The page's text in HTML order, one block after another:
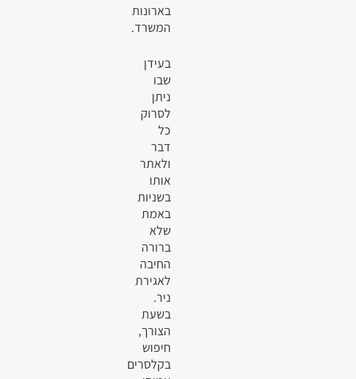
בארונות
המשרד.
בעידן
שבו
ניתן
לסרוק
כל
דבר
ולאתר
אותו
בשניות
באמת
שלא
ברורה
החיבה
לאגירת
ניר.
בשעת
הצורך,
חיפוש
בקלסרים